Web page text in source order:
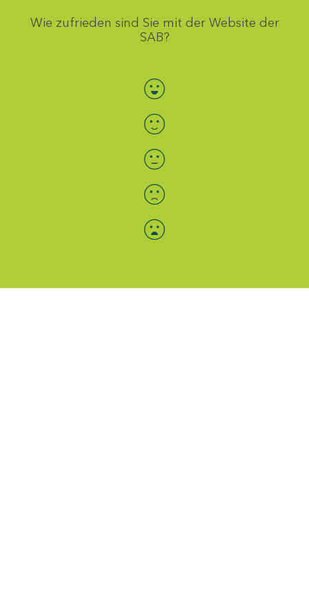
Wie zufrieden sind Sie mit der Website der
SAB?
Bewertung auswählen